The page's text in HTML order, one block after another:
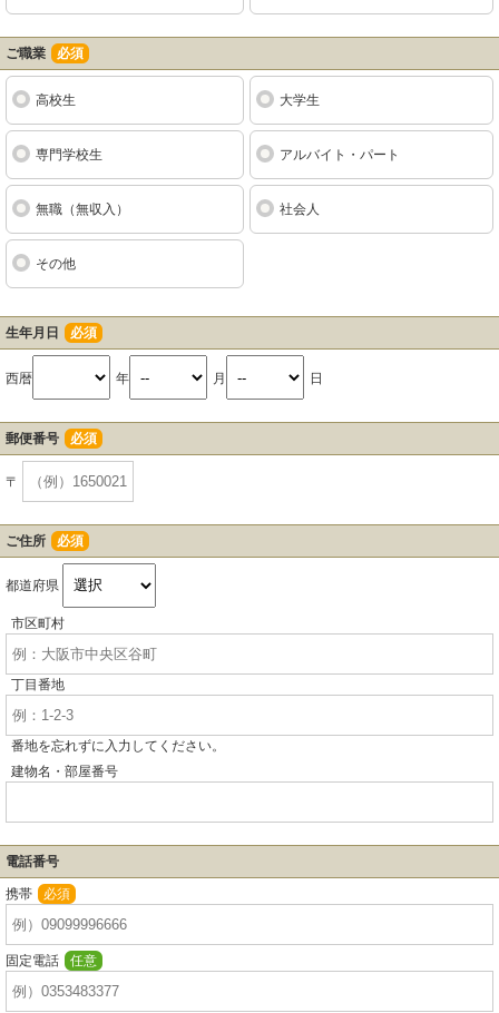
ご職業 必須
高校生 大学生
専門学校生 アルバイト・パート
無職（無収入） 社会人
その他
生年月日 必須
西暦 年 月 日
郵便番号 必須
〒
ご住所 必須
都道府県
市区町村
丁目番地
番地を忘れずに入力してください。
建物名・部屋番号
電話番号
携帯 必須
固定電話 任意